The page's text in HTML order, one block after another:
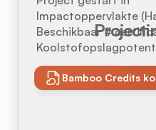
Impactoppervlakte
Beschikbaar #
Bamboo Credits